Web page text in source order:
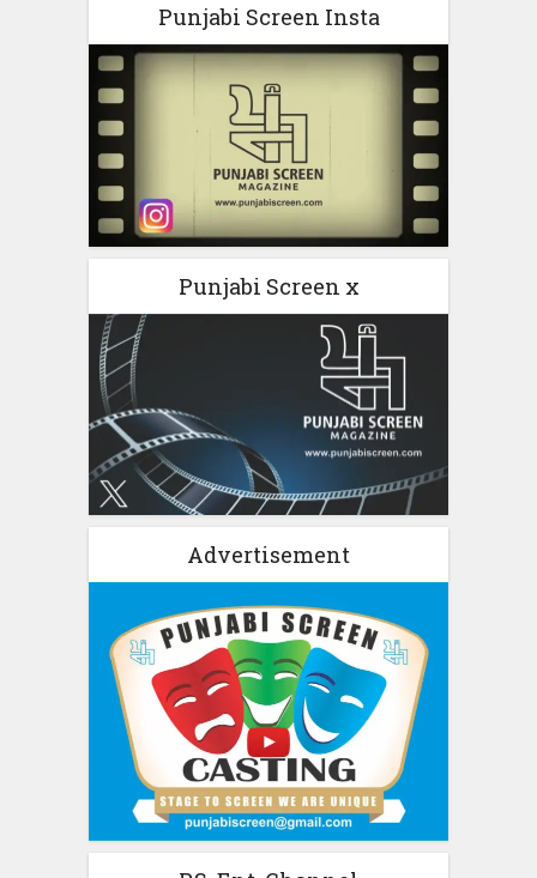
Punjabi Screen Insta
Punjabi Screen x
Advertisement